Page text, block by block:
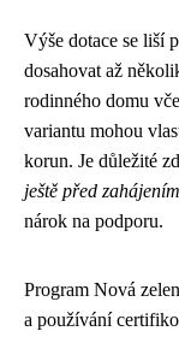
Výše dotace se liší
dosahovat až
rodinného domu
variantu mohou
korun. Je důležité
ještě před
nárok na podporu.
Program Nová
a používání